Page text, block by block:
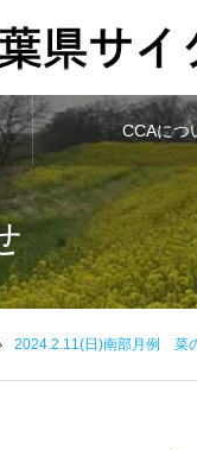
CCAにつ
2024.2.11(日)南部月例 菜